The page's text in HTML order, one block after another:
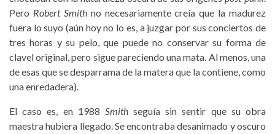
Pero Robert Smithno necesariamente creía que la madurez
fuera lo suyo (aún hoy no lo es, a juzgar por sus conciertos de
tres horas y su pelo, que puede no conservar su forma de
clavel original, pero sigue pareciendo una mata. Al menos, una
de esas que se desparrama de la matera que la contiene, como
una enredadera).
El caso es, en 1988 Smithseguía sin sentir que su obra
maestra hubiera llegado. Se encontraba desanimado y oscuro